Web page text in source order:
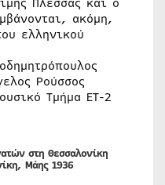
ακόμη,
ελληνικού
Ρούσσος
Τμήμα ΕΤ-2
στη Θεσσαλονίκη
Μάης 1936